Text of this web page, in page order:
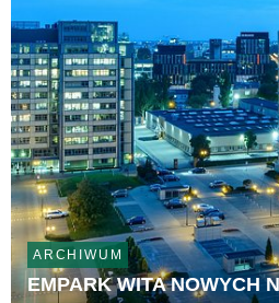
ARCHIWUM
EMPARK WITA NOWYCH